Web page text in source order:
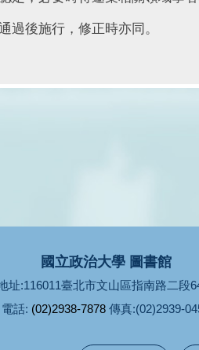
過後施行，修正時亦同。
國立政治大學 圖書館
址:116011臺北市文山區指南路二段
電話: (02)2938-7878 傳真:(02)2939-